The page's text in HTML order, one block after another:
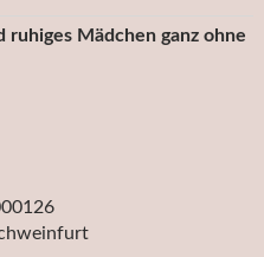
ruhiges Mädchen ganz ohne